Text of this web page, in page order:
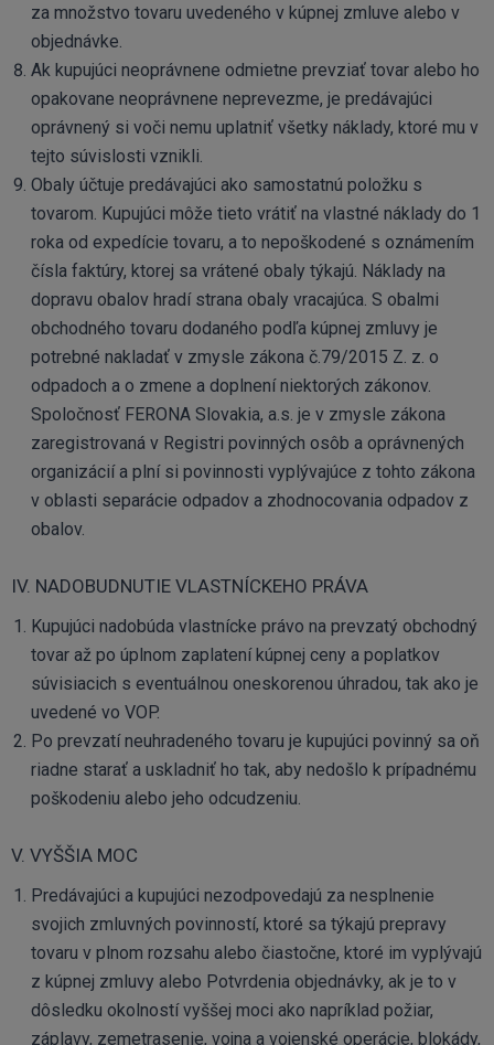
za množstvo tovaru uvedeného v kúpnej zmluve alebo v
objednávke.
Ak kupujúci neoprávnene odmietne prevziať tovar alebo ho
opakovane neoprávnene neprevezme, je predávajúci
oprávnený si voči nemu uplatniť všetky náklady, ktoré mu v
tejto súvislosti vznikli.
Obaly účtuje predávajúci ako samostatnú položku s
tovarom. Kupujúci môže tieto vrátiť na vlastné náklady do 1
roka od expedície tovaru, a to nepoškodené s oznámením
čísla faktúry, ktorej sa vrátené obaly týkajú. Náklady na
dopravu obalov hradí strana obaly vracajúca. S obalmi
obchodného tovaru dodaného podľa kúpnej zmluvy je
potrebné nakladať v zmysle zákona č.79/2015 Z. z. o
odpadoch a o zmene a doplnení niektorých zákonov.
Spoločnosť FERONA Slovakia, a.s. je v zmysle zákona
zaregistrovaná v Registri povinných osôb a oprávnených
organizácií a plní si povinnosti vyplývajúce z tohto zákona
v oblasti separácie odpadov a zhodnocovania odpadov z
obalov.
IV. NADOBUDNUTIE VLASTNÍCKEHO PRÁVA
Kupujúci nadobúda vlastnícke právo na prevzatý obchodný
tovar až po úplnom zaplatení kúpnej ceny a poplatkov
súvisiacich s eventuálnou oneskorenou úhradou, tak ako je
uvedené vo VOP.
Po prevzatí neuhradeného tovaru je kupujúci povinný sa oň
riadne starať a uskladniť ho tak, aby nedošlo k prípadnému
poškodeniu alebo jeho odcudzeniu.
V. VYŠŠIA MOC
Predávajúci a kupujúci nezodpovedajú za nesplnenie
svojich zmluvných povinností, ktoré sa týkajú prepravy
tovaru v plnom rozsahu alebo čiastočne, ktoré im vyplývajú
z kúpnej zmluvy alebo Potvrdenia objednávky, ak je to v
dôsledku okolností vyššej moci ako napríklad požiar,
záplavy, zemetrasenie, vojna a vojenské operácie, blokády,